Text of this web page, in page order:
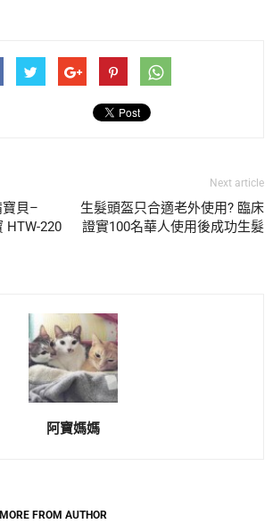
寶貝–
HTW-220
Next article
生髮頭盔只合適老外使用? 臨床
證實100名華人使用後成功生髮
阿寶媽媽
MORE FROM AUTHOR